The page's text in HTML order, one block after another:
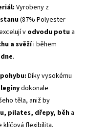
Vyrobeny z
(87% Polyester
v odvodu potu a
a svěžíi během
.
Díky vysokému
dokonale
těla, aniž by
pilates, dřepy, běh a
klíčová flexibilita.